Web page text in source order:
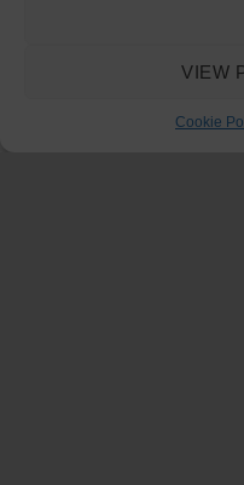
VIEW
Cookie